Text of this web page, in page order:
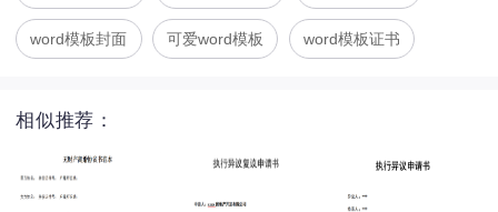
word模板封面 可爱word模板 word模板证书
相似推荐：